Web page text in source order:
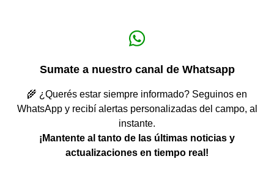
Sumate a nuestro canal de Whatsapp
🌾 ¿Querés estar siempre informado? Seguinos en
WhatsApp y recibí alertas personalizadas del campo, al
instante.
¡Mantente al tanto de las últimas noticias y
actualizaciones en tiempo real!